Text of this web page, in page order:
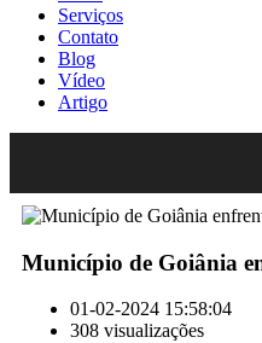
Serviços
Contato
Blog
Vídeo
Artigo
Município de Goiânia
01-02-2024 15:58:04
308 visualizações